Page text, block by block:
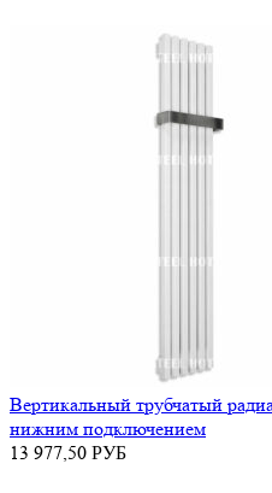
Вертикальный трубчатый
нижним подключением
13 977,50 РУБ